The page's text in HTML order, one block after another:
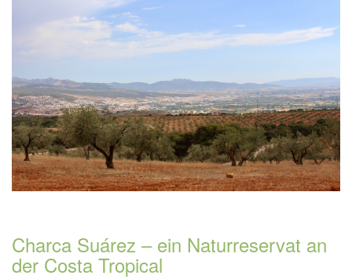
Charca Suárez – ein Naturreservat an
der Costa Tropical